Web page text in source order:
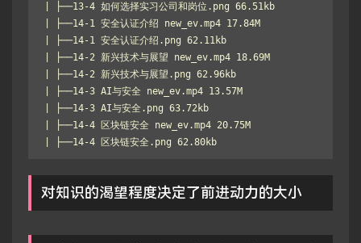
| ├──13-4 如何选择实习公司和岗位.png 66.51kb
| ├──14-1 安全认证介绍 new_ev.mp4 17.84M
| ├──14-1 安全认证介绍.png 62.11kb
| ├──14-2 新兴技术与展望 new_ev.mp4 18.69M
| ├──14-2 新兴技术与展望.png 62.96kb
| ├──14-3 AI与安全 new_ev.mp4 13.57M
| ├──14-3 AI与安全.png 63.72kb
| ├──14-4 区块链安全 new_ev.mp4 20.75M
| ├──14-4 区块链安全.png 62.80kb
对知识的渴望程度决定了前进动力的大小